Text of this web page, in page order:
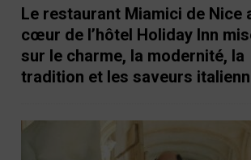
Le restaurant Miamici de Nice
cœur de l’hôtel Holiday Inn
sur le charme, la modernité, la
tradition et les saveurs